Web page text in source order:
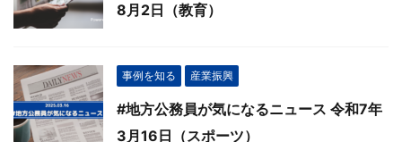
8月2日（教育）
事例を知る 産業振興
#地方公務員が気になるニュース 令和7年
3月16日（スポーツ）